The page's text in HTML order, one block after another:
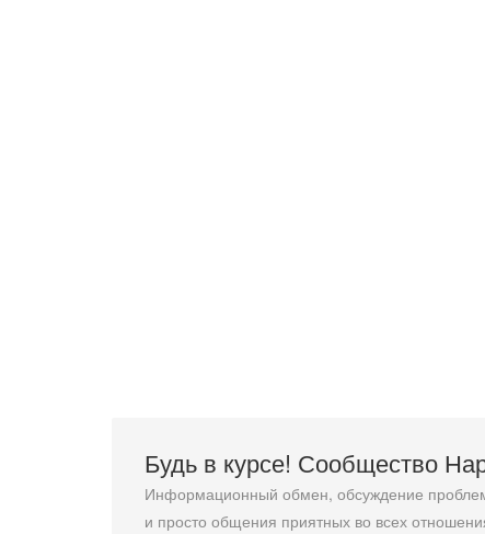
Будь в курсе! Сообщество
Информационный обмен, обсуждение
и просто общения приятных во всех